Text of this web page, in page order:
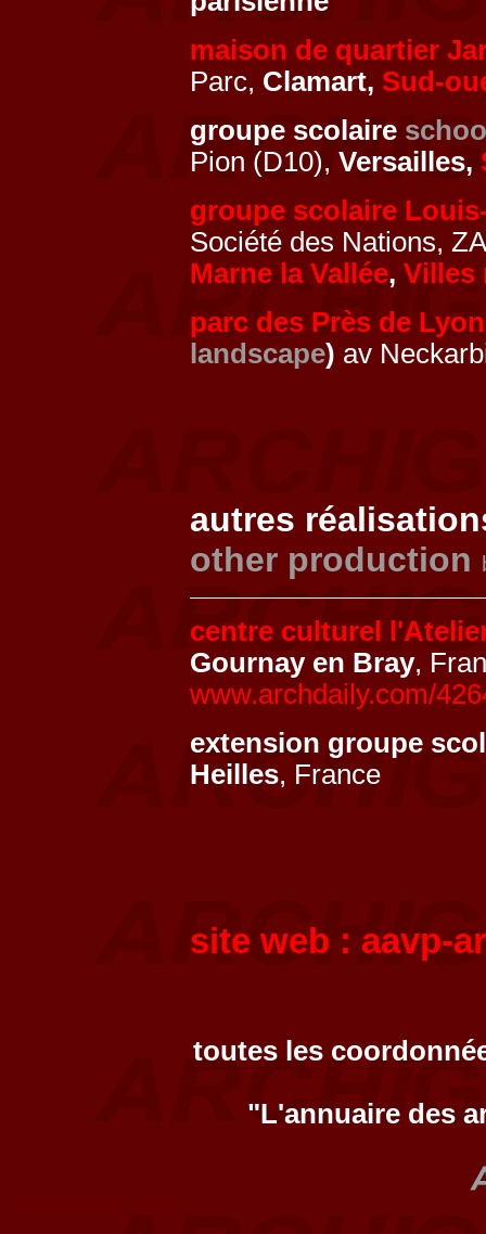
maison de quartier
Parc, Clamart, Sud-
groupe scolaire
Pion (D10), Versailles,
groupe scolaire
Société des Nations,
Marne la Vallée, Villes
parc des Près de Lyon
landscape) av
autres
other production
centre culturel
Gournay en Bray,
www.archdaily.com/
extension groupe
Heilles, France
site web : aavp-
toutes les
"L'annuaire des